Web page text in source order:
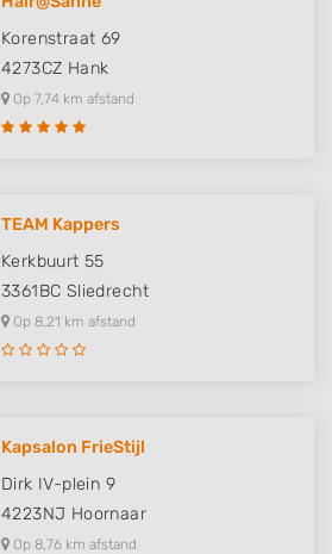
Korenstraat 69
4273CZ Hank
Op 7,74 km afstand
TEAM Kappers
Kerkbuurt 55
3361BC Sliedrecht
Op 8,21 km afstand
Kapsalon FrieStijl
Dirk IV-plein 9
4223NJ Hoornaar
Op 8,76 km afstand